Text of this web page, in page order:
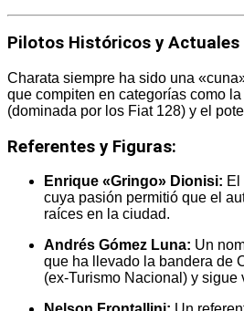
Pilotos Históricos y Actuales
Charata siempre ha sido una
que compiten en categorías como la
(dominada por los Fiat 128) y el
Referentes y Figuras:
Enrique «Gringo» Dionisi: El
cuya pasión permitió que el
raíces en la ciudad.
Andrés Gómez Luna: Un
que ha llevado la bandera de
(ex-Turismo Nacional) y sigue